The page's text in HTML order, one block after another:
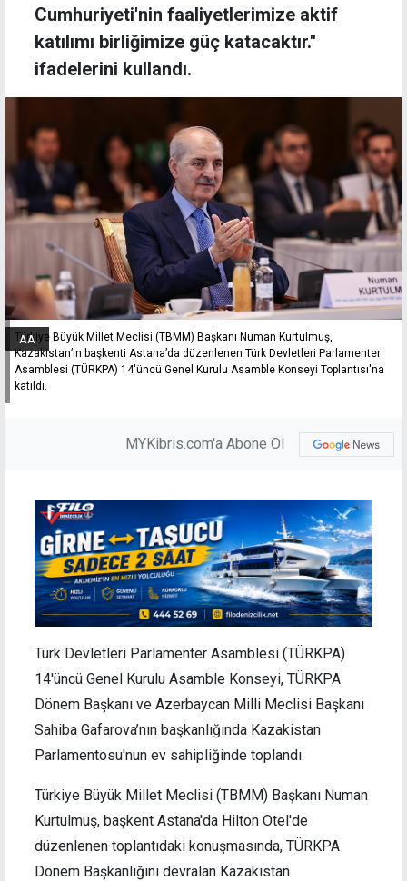
Cumhuriyeti'nin faaliyetlerimize aktif
katılımı birliğimize güç katacaktır."
ifadelerini kullandı.
Türkiye Büyük Millet Meclisi (TBMM) Başkanı Numan Kurtulmuş,
Kazakistan’ın başkenti Astana’da düzenlenen Türk Devletleri Parlamenter
Asamblesi (TÜRKPA) 14'üncü Genel Kurulu Asamble Konseyi Toplantısı'na
katıldı.
AA
MYKibris.com'a Abone Ol
Türk Devletleri Parlamenter Asamblesi (TÜRKPA)
14'üncü Genel Kurulu Asamble Konseyi, TÜRKPA
Dönem Başkanı ve Azerbaycan Milli Meclisi Başkanı
Sahiba Gafarova’nın başkanlığında Kazakistan
Parlamentosu'nun ev sahipliğinde toplandı.
Türkiye Büyük Millet Meclisi (TBMM) Başkanı Numan
Kurtulmuş, başkent Astana'da Hilton Otel'de
düzenlenen toplantıdaki konuşmasında, TÜRKPA
Dönem Başkanlığını devralan Kazakistan